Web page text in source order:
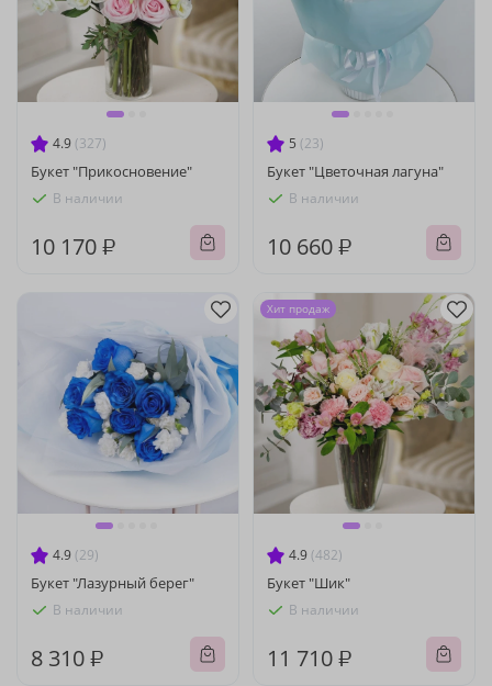
4.9 (327)
Букет "Прикосновение"
В наличии
10 170 ₽
5 (23)
Букет "Цветочная лагуна"
В наличии
10 660 ₽
4.9 (29)
Букет "Лазурный берег"
В наличии
8 310 ₽
4.9 (482)
Букет "Шик"
В наличии
11 710 ₽
Хит продаж